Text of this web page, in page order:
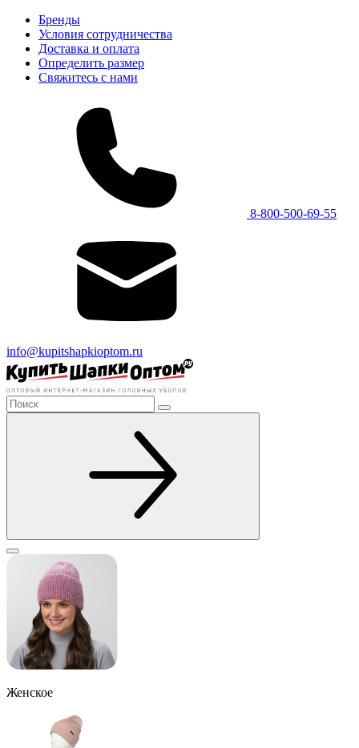
Бренды
Условия сотрудничества
Доставка и оплата
Определить размер
Свяжитесь с нами
8-800-500-69-55
info@kupitshapkioptom.ru
Женское